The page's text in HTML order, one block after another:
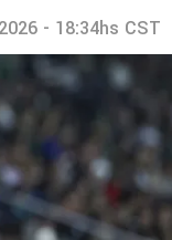
- 18:34hs CST